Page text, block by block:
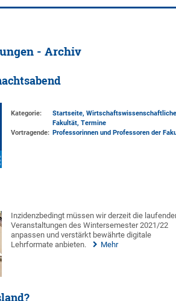
- Archiv
Kategorie:
Startseite, Wirtschaftswissenschaftliche
Fakultät, Termine
Vortragende: Professorinnen und Professoren der
Inzidenzbedingt müssen wir derzeit die
Veranstaltungen des Wintersemester 2021/22
anpassen und verstärkt bewährte digitale
Lehrformate anbieten.
Mehr